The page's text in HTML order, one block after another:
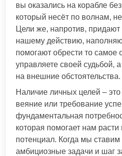
вы оказались на корабле
который несёт по волнам,
Цели же, напротив,
нашему действию,
помогают обрести то
управляете своей судьбой,
на внешние обстоятельства.
Наличие личных целей –
веяние или требование
фундаментальная
которая помогает нам
потенциал. Когда мы
амбициозные задачи и шаг